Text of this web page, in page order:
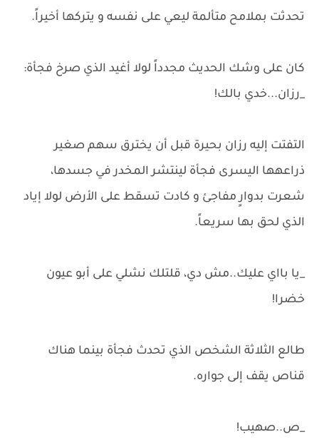
تحدثت بملامح متألمة ليعي على نفسه و يتركها أخيراً.
كان على وشك الحديث مجدداً لولا أغيد الذي صرخ فجأة:
_رزان...خدي بالك!
التفتت إليه رزان بحيرة قبل أن يخترق سهم صغير
ذراعهها اليسرى فجأة لينتشر المخدر في جسدها،
شعرت بدوارٍ مفاجئ و كادت تسقط على الأرض لولا إياد
الذي لحق بها سريعاً.
_يا بااي عليك..مش دي، قلتلك نشلي على أبو عيون
خضرا!
طالع الثلاثة الشخص الذي تحدث فجأة بينما هناك
قناص يقف إلى جواره.
_ص..صهيب!